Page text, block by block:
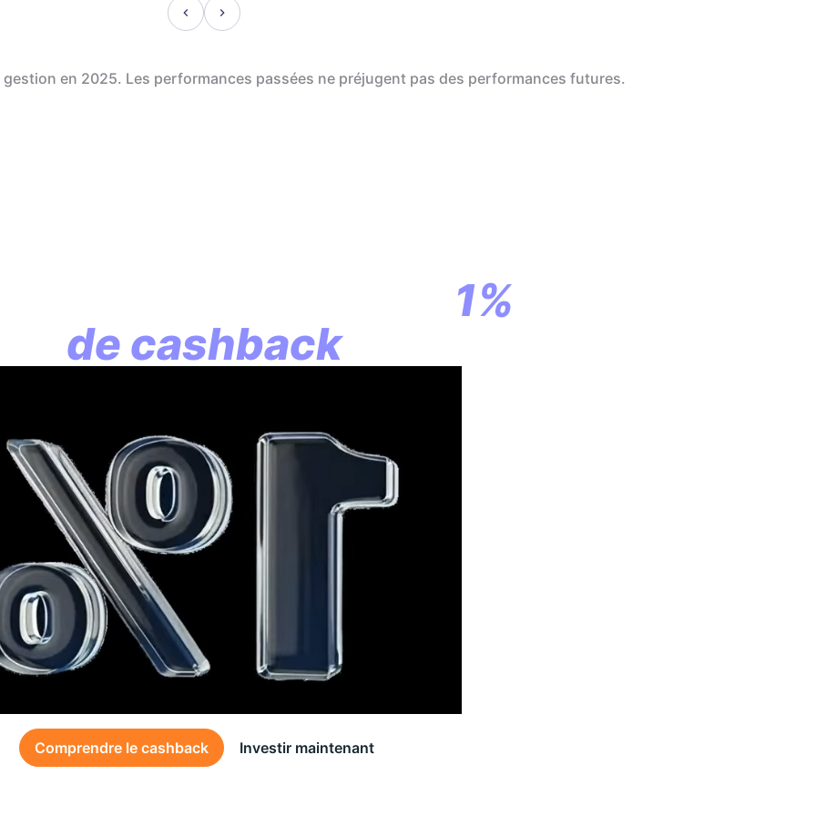
en 2025. Les performances passées ne préjugent pas des performances futures.
1%
de cashback
Comprendre le cashback Investir maintenant